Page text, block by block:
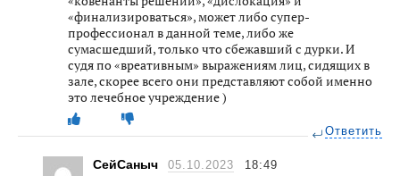
«финализироваться», может либо супер-
профессионал в данной теме, либо же
сумасшедший, только что сбежавший с дурки. И
судя по «вреативным» выражениям лиц, сидящих в
зале, скорее всего они представляют собой именно
это лечебное учреждение )
Ответить
СейСаныч 05.10.2023 18:49